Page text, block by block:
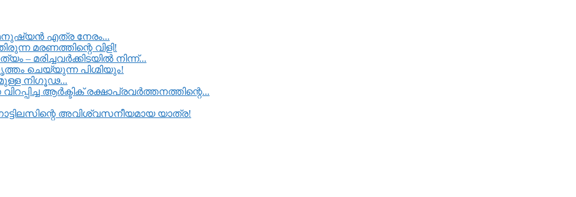
മനുഷ്യൻ എത്ര നേരം...
മരണത്തിന്റെ വിളി!
മരിച്ചവർക്കിടയിൽ നിന്ന്...
ചെയ്യുന്ന പിഗ്മിയും!
നിഗൂഢ...
ആർക്ടിക് രക്ഷാപ്രവർത്തനത്തിന്റെ...
അവിശ്വസനീയമായ യാത്ര!